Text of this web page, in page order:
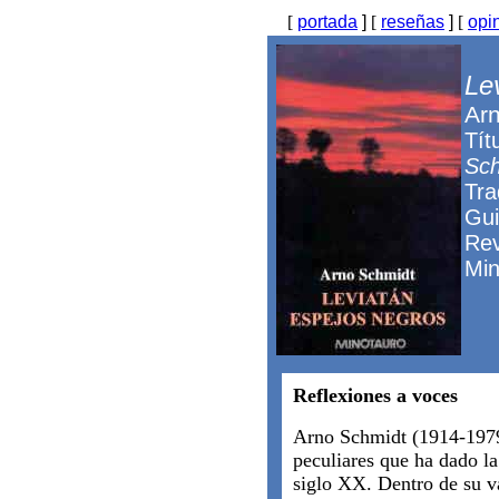
[ portada ] [ reseñas ] [
Reflexiones a voces
Arno Schmidt (1914-
peculiares que ha dado
siglo XX. Dentro de su